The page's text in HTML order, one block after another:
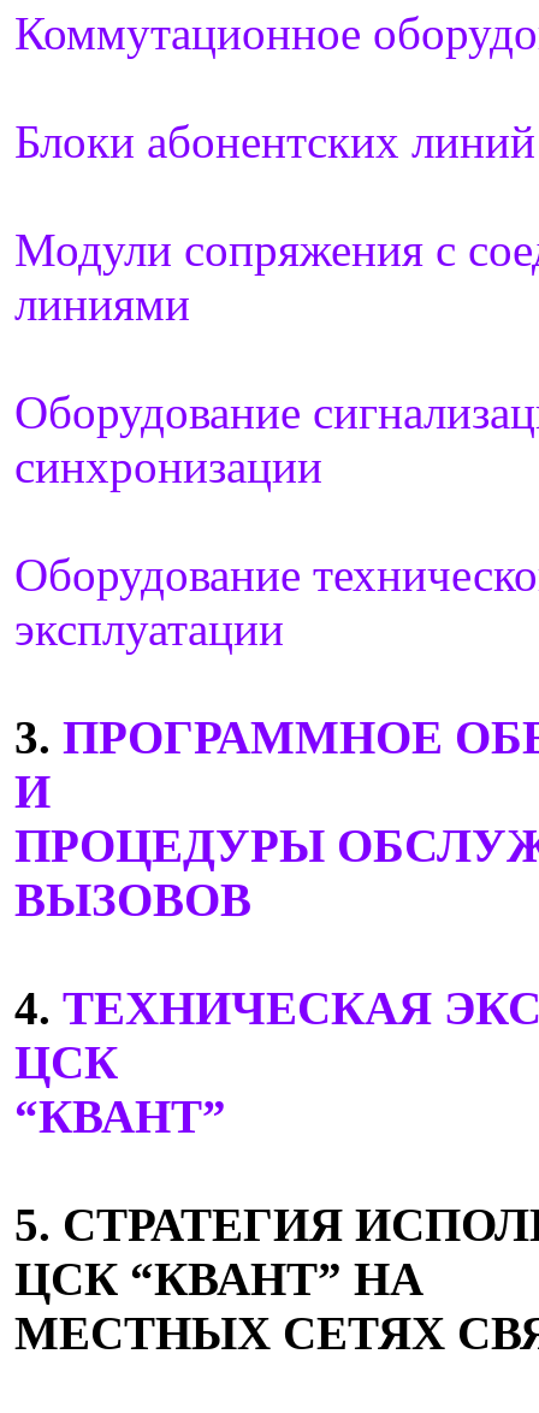
Коммутационное
Блоки абонентских линий
Модули сопряжения с
линиями
Оборудование
синхронизации
Оборудование
эксплуатации
3. ПРОГРАММНОЕ
И
ПРОЦЕДУРЫ
ВЫЗОВОВ
4. ТЕХНИЧЕСКАЯ
ЦСК
“КВАНТ”
5. СТРАТЕГИЯ
ЦСК “КВАНТ” НА
МЕСТНЫХ СЕТЯХ